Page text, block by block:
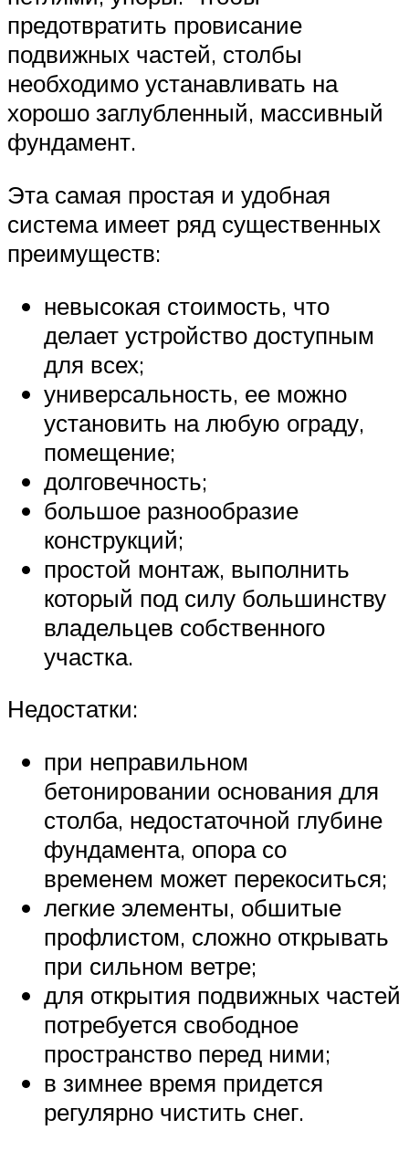
предотвратить провисание
подвижных частей, столбы
необходимо устанавливать на
хорошо заглубленный, массивный
фундамент.
Эта самая простая и удобная
система имеет ряд существенных
преимуществ:
невысокая стоимость, что
делает устройство доступным
для всех;
универсальность, ее можно
установить на любую ограду,
помещение;
долговечность;
большое разнообразие
конструкций;
простой монтаж, выполнить
который под силу большинству
владельцев собственного
участка.
Недостатки:
при неправильном
бетонировании основания для
столба, недостаточной глубине
фундамента, опора со
временем может перекоситься;
легкие элементы, обшитые
профлистом, сложно открывать
при сильном ветре;
для открытия подвижных частей
потребуется свободное
пространство перед ними;
в зимнее время придется
регулярно чистить снег.